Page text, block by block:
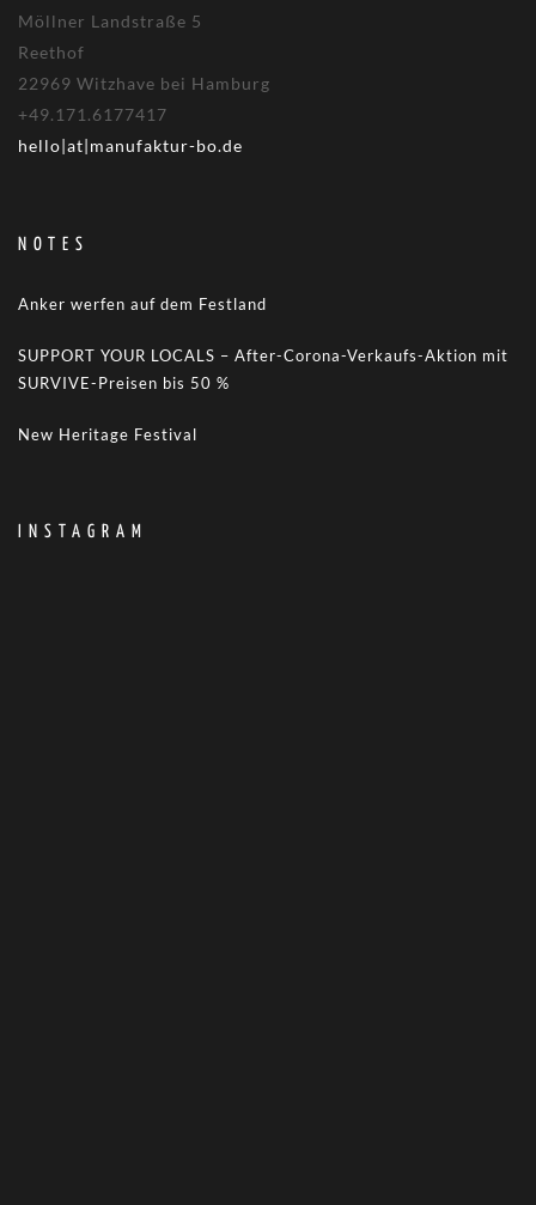
Möllner Landstraße 5
Reethof
22969 Witzhave bei Hamburg
+49.171.6177417
hello|at|manufaktur-bo.de
NOTES
Anker werfen auf dem Festland
SUPPORT YOUR LOCALS – After-Corona-Verkaufs-Aktion mit
SURVIVE-Preisen bis 50 %
New Heritage Festival
INSTAGRAM